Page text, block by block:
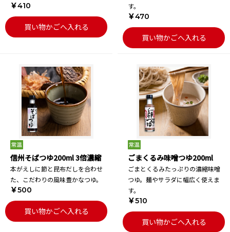
￥410
買い物かごへ入れる
す。
￥470
買い物かごへ入れる
信州そばつゆ200ml 3倍濃縮
本がえしに節と昆布だしを合わせ
た、こだわりの風味豊かなつゆ。
￥500
買い物かごへ入れる
ごまくるみ味噌つゆ200ml
ごまとくるみたっぷりの濃縮味噌
つゆ。麺やサラダに幅広く使えま
す。
￥510
買い物かごへ入れる